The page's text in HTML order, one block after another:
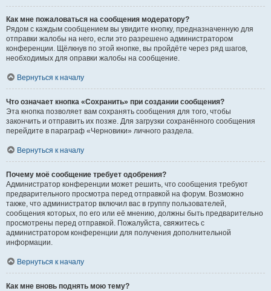
Как мне пожаловаться на сообщения модератору?
Рядом с каждым сообщением вы увидите кнопку, предназначенную для
отправки жалобы на него, если это разрешено администратором
конференции. Щёлкнув по этой кнопке, вы пройдёте через ряд шагов,
необходимых для оправки жалобы на сообщение.
Вернуться к началу
Что означает кнопка «Сохранить» при создании сообщения?
Эта кнопка позволяет вам сохранять сообщения для того, чтобы
закончить и отправить их позже. Для загрузки сохранённого сообщения
перейдите в параграф «Черновики» личного раздела.
Вернуться к началу
Почему моё сообщение требует одобрения?
Администратор конференции может решить, что сообщения требуют
предварительного просмотра перед отправкой на форум. Возможно
также, что администратор включил вас в группу пользователей,
сообщения которых, по его или её мнению, должны быть предварительно
просмотрены перед отправкой. Пожалуйста, свяжитесь с
администратором конференции для получения дополнительной
информации.
Вернуться к началу
Как мне вновь поднять мою тему?